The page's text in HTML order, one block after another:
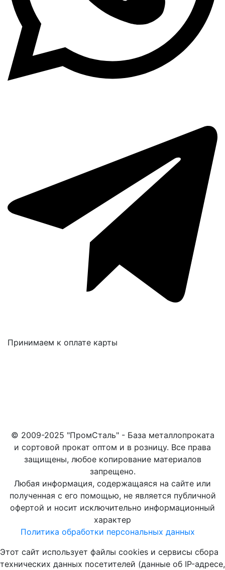
Принимаем к оплате карты
© 2009-2025 "ПромСталь" - База металлопроката
и сортовой прокат оптом и в розницу. Все права
защищены, любое копирование материалов
запрещено.
Любая информация, содержащаяся на сайте или
полученная с его помощью, не является публичной
офертой и носит исключительно информационный
характер
Политика обработки персональных данных
Этот сайт использует файлы cookies и сервисы сбора
технических данных посетителей (данные об IP-адресе,